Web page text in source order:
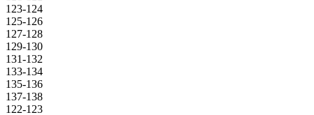
123-124
125-126
127-128
129-130
131-132
133-134
135-136
137-138
122-123